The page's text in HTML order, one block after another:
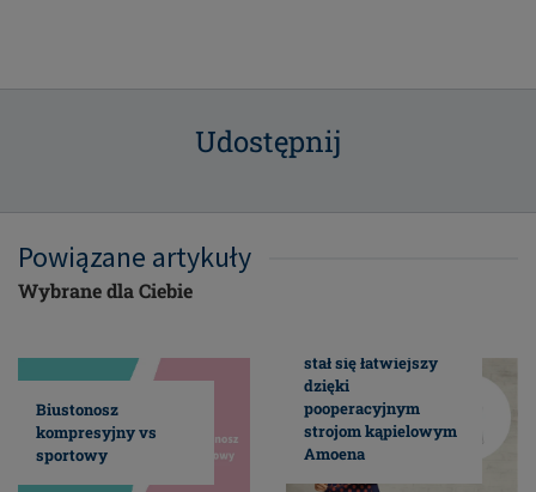
Udostępnij
Powiązane artykuły
Wybrane dla Ciebie
Biustonosz
kompresyjny vs
sportowy
stał się łatwiejszy
dzięki
pooperacyjnym
strojom kąpielowym
Amoena